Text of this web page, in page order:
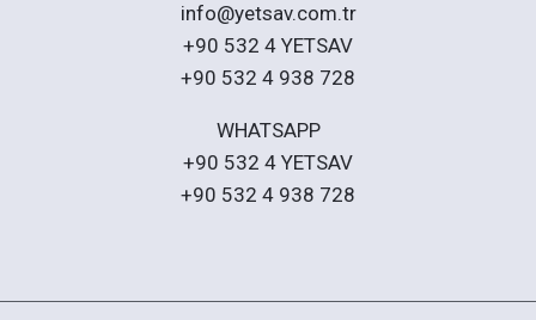
info@yetsav.com.tr
+90 532 4 YETSAV
+90 532 4 938 728
WHATSAPP
+90 532 4 YETSAV
+90 532 4 938 728